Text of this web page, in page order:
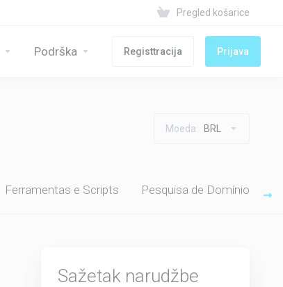
Pregled košarice
Podrška Registtracija Prijava
Moeda: BRL
Ferramentas e Scripts Pesquisa de Domínio
Sažetak narudžbe